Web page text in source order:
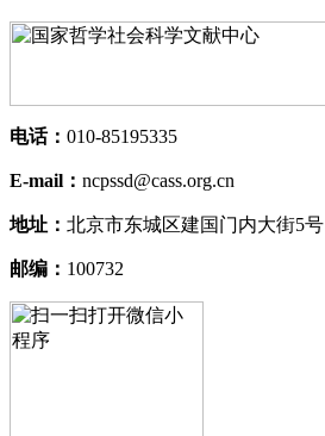
电话： 010-85195335
E-mail： ncpssd@cass.org.cn
地址： 北京市东城区建国门内大街5号
邮编： 100732